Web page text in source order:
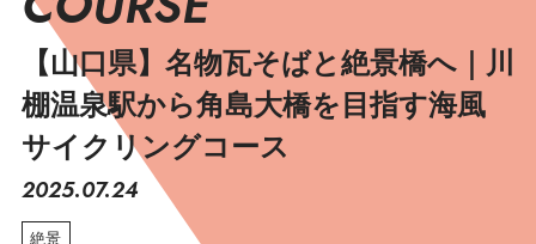
【山口県】名物瓦そばと絶景橋へ｜川
棚温泉駅から角島大橋を目指す海風
サイクリングコース
2025.07.24
絶景